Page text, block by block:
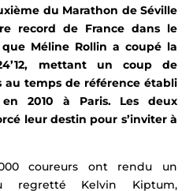
du Marathon de Séville
record de France dans le
que Méline Rollin a coupé la
mettant un coup de
au temps de référence établi
2010 à Paris. Les deux
leur destin pour s’inviter à
coureurs ont rendu un
regretté Kelvin Kiptum,